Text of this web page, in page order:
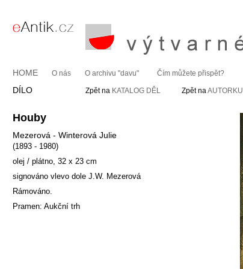
HOME O nás O archivu "davu" Čím můžete přispět?
DÍLO Zpět na KATALOG DĚL Zpět naAUTORKU
Houby
Mezerová - Winterová Julie
(1893 - 1980)
olej / plátno, 32 x 23 cm
signováno vlevo dole J.W. Mezerová
Rámováno.
Pramen: Aukční trh